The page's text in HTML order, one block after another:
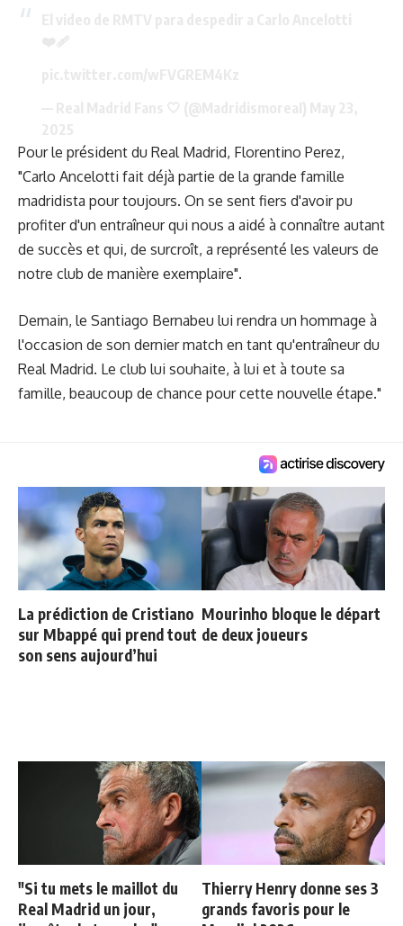
Pour le président du Real Madrid, Florentino Perez,
"Carlo Ancelotti fait déjà partie de la grande famille
madridista pour toujours. On se sent fiers d'avoir pu
profiter d'un entraîneur qui nous a aidé à connaître autant
de succès et qui, de surcroît, a représenté les valeurs de
notre club de manière exemplaire".
Demain, le Santiago Bernabeu lui rendra un hommage à
l'occasion de son dernier match en tant qu'entraîneur du
Real Madrid. Le club lui souhaite, à lui et à toute sa
famille, beaucoup de chance pour cette nouvelle étape."
La prédiction de Cristiano
sur Mbappé qui prend tout
son sens aujourd’hui
Mourinho bloque le départ
de deux joueurs
"Si tu mets le maillot du
Real Madrid un jour,
Thierry Henry donne ses 3
grands favoris pour le